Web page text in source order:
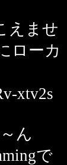
えませ
ローカ
xtv2s
～ん
で